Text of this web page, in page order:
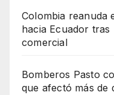
Colombia reanuda
hacia Ecuador
comercial
Bomberos Pasto
que afectó más de